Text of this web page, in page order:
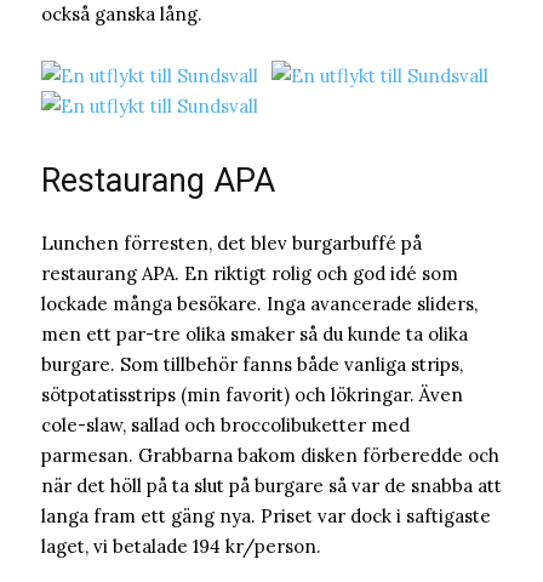
också ganska lång.
Restaurang APA
Lunchen förresten, det blev burgarbuffé på
restaurang APA. En riktigt rolig och god idé som
lockade många besökare. Inga avancerade sliders,
men ett par-tre olika smaker så du kunde ta olika
burgare. Som tillbehör fanns både vanliga strips,
sötpotatisstrips (min favorit) och lökringar. Även
cole-slaw, sallad och broccolibuketter med
parmesan. Grabbarna bakom disken förberedde och
när det höll på ta slut på burgare så var de snabba att
langa fram ett gäng nya. Priset var dock i saftigaste
laget, vi betalade 194 kr/person.